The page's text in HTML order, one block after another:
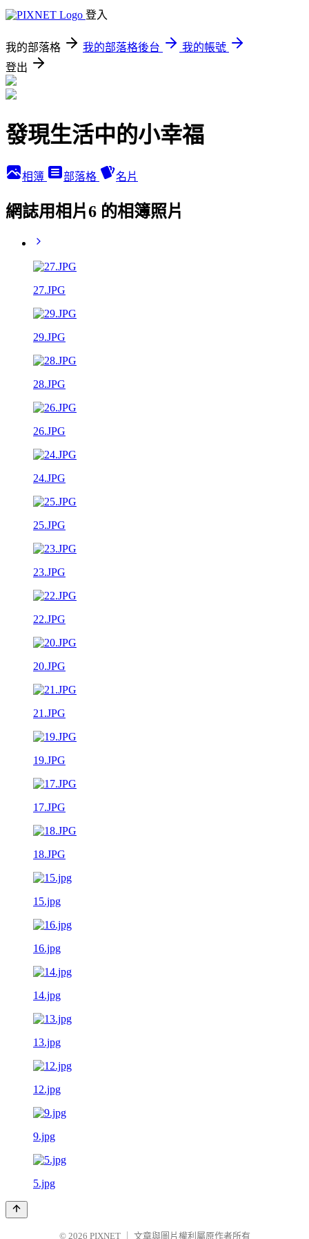
登入
我的部落格 我的部落格後台
我的帳號
登出
發現生活中的小幸福
相簿 部落格 名片
網誌用相片6 的相簿照片
27.JPG
29.JPG
28.JPG
26.JPG
24.JPG
25.JPG
23.JPG
22.JPG
20.JPG
21.JPG
19.JPG
17.JPG
18.JPG
15.jpg
16.jpg
14.jpg
13.jpg
12.jpg
9.jpg
5.jpg
© 2026 PIXNET 文章與圖片權利屬原作者所有